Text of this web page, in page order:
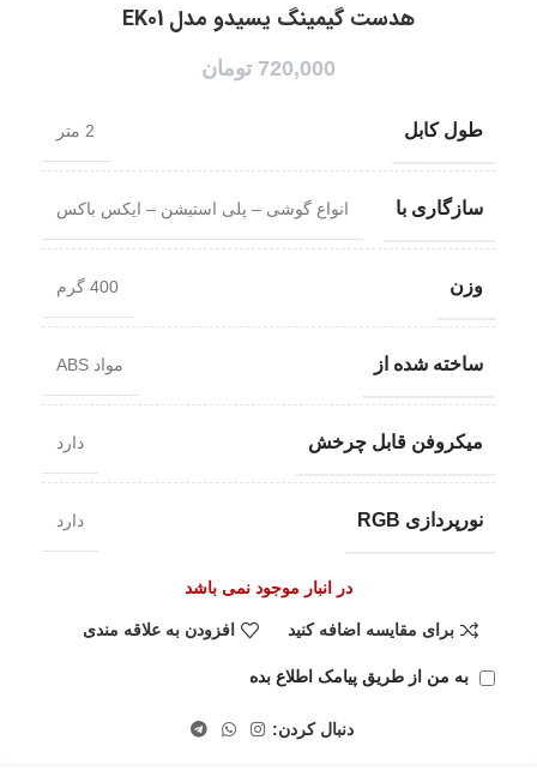
هدست گیمینگ یسیدو مدل EK01
720,000 تومان
طول کابل 2 متر
سازگاری با انواع گوشی – پلی استیشن – ایکس باکس
وزن 400 گرم
ساخته شده از مواد ABS
میکروفن قابل چرخش دارد
نورپردازی RGB دارد
در انبار موجود نمی باشد
برای مقایسه اضافه کنید افزودن به علاقه مندی
به من از طریق پیامک اطلاع بده
دنبال کردن: